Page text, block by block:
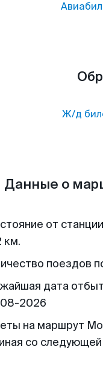
Ж/д
Данные о
от
км.
поездов
дата
2026
на маршрут
со